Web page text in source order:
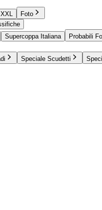
Foto
Supercoppa Italiana Probabili
Speciale Scudetti